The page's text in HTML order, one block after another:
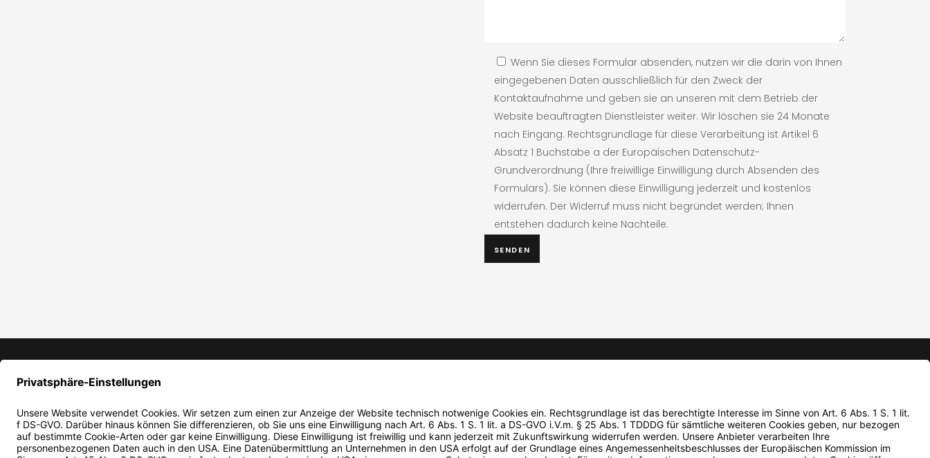
Wenn Sie dieses Formular absenden, nutzen wir die darin von Ihnen
eingegebenen Daten ausschließlich für den Zweck der
Kontaktaufnahme und geben sie an unseren mit dem Betrieb der
Website beauftragten Dienstleister weiter. Wir löschen sie 24 Monate
nach Eingang. Rechtsgrundlage für diese Verarbeitung ist Artikel 6
Absatz 1 Buchstabe a der Europäischen Datenschutz-
Grundverordnung (Ihre freiwillige Einwilligung durch Absenden des
Formulars). Sie können diese Einwilligung jederzeit und kostenlos
widerrufen. Der Widerruf muss nicht begründet werden; Ihnen
entstehen dadurch keine Nachteile.
lasse
TÄTIGKEITEN
Kunststoffspritzguss und Montage
Meltblown-Vlies
Konstruktion und Werkzeugbau
Unternehmensvideo
Branchen
Nachhaltigkeit
Datenschutz
Impressum